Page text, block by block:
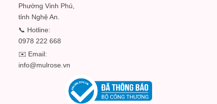
Phường Vinh Phú,
tỉnh Nghệ An.
📞 Hotline:
0978 222 668
✉️ Email:
info@mulrose.vn